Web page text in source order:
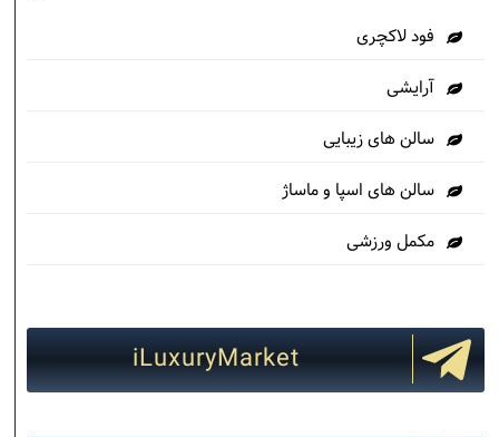
فود لاکچری
آرایشی
سالن های زیبایی
سالن های اسپا و ماساژ
مکمل ورزشی
iLuxuryMarket